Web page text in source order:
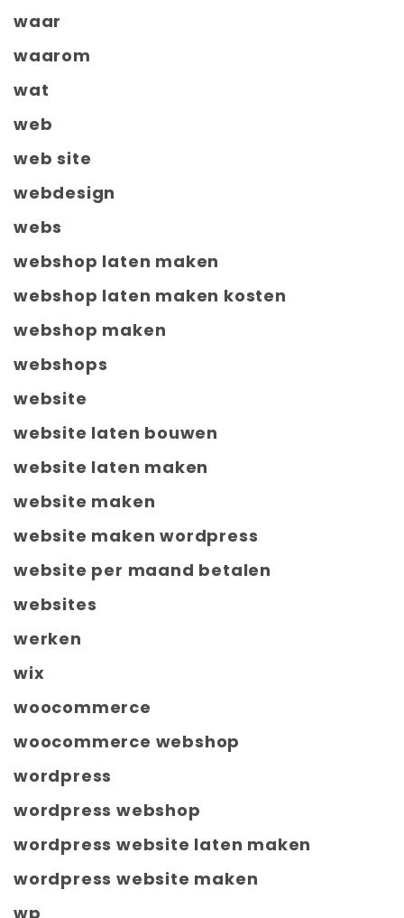
waar
waarom
wat
web
web site
webdesign
webs
webshop laten maken
webshop laten maken kosten
webshop maken
webshops
website
website laten bouwen
website laten maken
website maken
website maken wordpress
website per maand betalen
websites
werken
wix
woocommerce
woocommerce webshop
wordpress
wordpress webshop
wordpress website laten maken
wordpress website maken
wp